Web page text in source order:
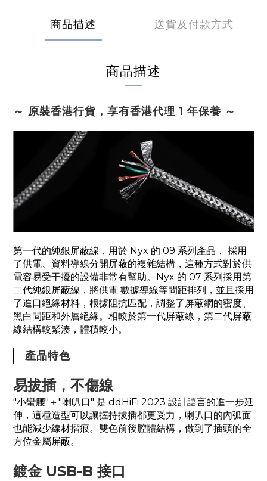
商品描述 送貨及付款方式
商品描述
～ 原裝香港行貨，享有香港代理 1 年保養 ～
第一代的純銀屏蔽線，用於 Nyx 的 09 系列產品， 採用
了供電、資料導線分開屏蔽的複雜結構，這種方式對於供
電容易受干擾的設備非常有幫助。Nyx 的 07 系列採用第
二代純銀屏蔽線，將供電 數據導線等間距排列，並且採用
了進口絕緣材料，根據阻抗匹配，調整了屏蔽網的密度、
黑白間距和外層絕緣。相較於第一代屏蔽線，第二代屏蔽
線結構較緊湊，體積較小。
產品特色
易拔插，不傷線
"小蠻腰"＋"喇叭口" 是 ddHiFi 2023 設計語言的進一步延
伸，這種造型可以讓握持拔插都更受力，喇叭口的內弧面
也能減少線材摺痕。雙色前後腔體結構，做到了插頭的全
方位金屬屏蔽。
鍍金 USB-B 接口